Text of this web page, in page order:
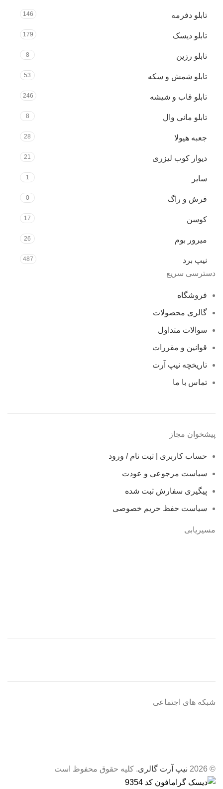
تابلو دفرمه 146
تابلو دیسک 179
تابلو رزین 8
تابلو شمش و سکه 53
تابلو قاب و شیشه 246
تابلو مانی وال 8
جعبه هیولا 28
دیوار کوب لیزری 21
سایر 1
فرش و راگ 0
کوسن 17
میرور بوم 26
نیپ برد 487
دسترسی سریع
فروشگاه
گالری محصولات
سوالات متداول
قوانین و مقررات
تاریخچه نیپ آرت
تماس با ما
پیشخوان مجاز
حساب کاربری | ثبت نام / ورود
سیاست مرجوعی و عودت
پیگیری سفارش ثبت شده
سیاست حفظ حریم خصوصی
مسیریابی
شبکه های اجتماعی
© 2026 نیپ آرت گالری. کلیه حقوق محفوظ است